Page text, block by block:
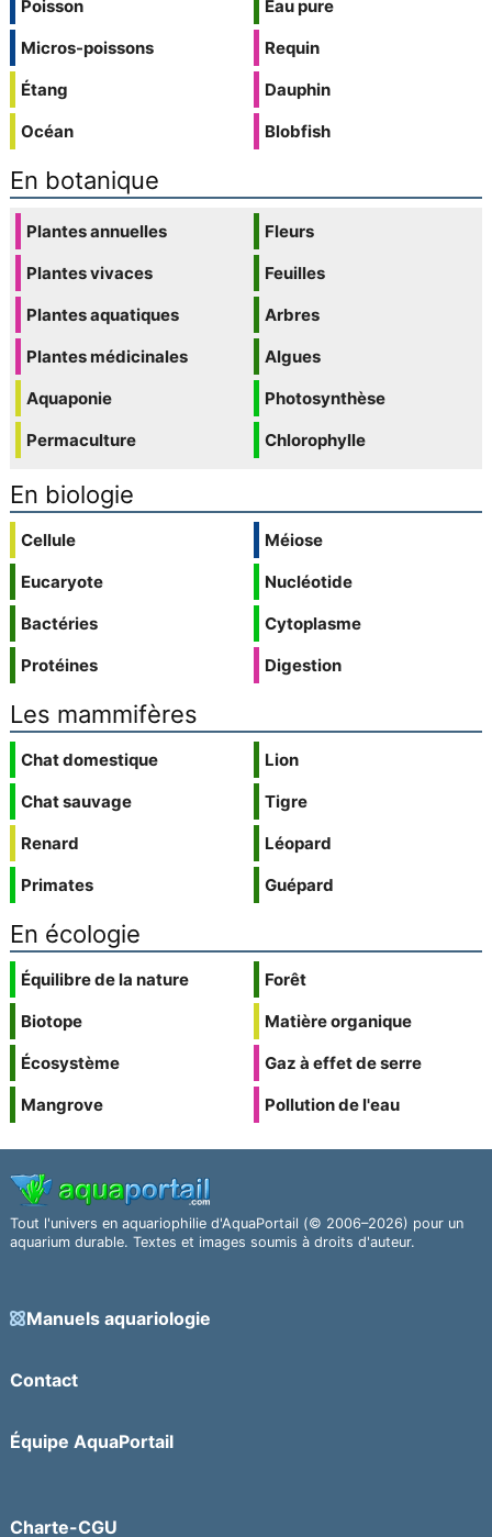
Poisson
Micros-poissons
Étang
Océan
Eau pure
Requin
Dauphin
Blobfish
En botanique
Plantes annuelles
Plantes vivaces
Plantes aquatiques
Plantes médicinales
Aquaponie
Permaculture
Fleurs
Feuilles
Arbres
Algues
Photosynthèse
Chlorophylle
En biologie
Cellule
Eucaryote
Bactéries
Protéines
Méiose
Nucléotide
Cytoplasme
Digestion
Les mammifères
Chat domestique
Chat sauvage
Renard
Primates
Lion
Tigre
Léopard
Guépard
En écologie
Équilibre de la nature
Biotope
Écosystème
Mangrove
Forêt
Matière organique
Gaz à effet de serre
Pollution de l'eau
Tout l'univers en aquariophilie d'AquaPortail (© 2006–2026) pour un
aquarium durable. Textes et images soumis à droits d'auteur.
Manuels aquariologie
Contact
Équipe AquaPortail
Charte-CGU